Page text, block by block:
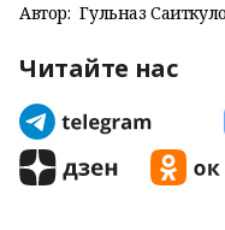
Автор: Гульназ
Читайте нас